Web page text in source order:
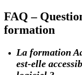
FAQ –
formation
La formation
est-elle